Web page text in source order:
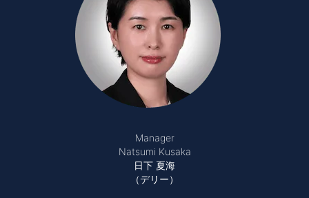
Manager
Natsumi Kusaka
日下 夏海
（デリー）